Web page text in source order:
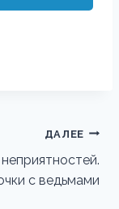
ДАЛЕЕ
с ведьмами